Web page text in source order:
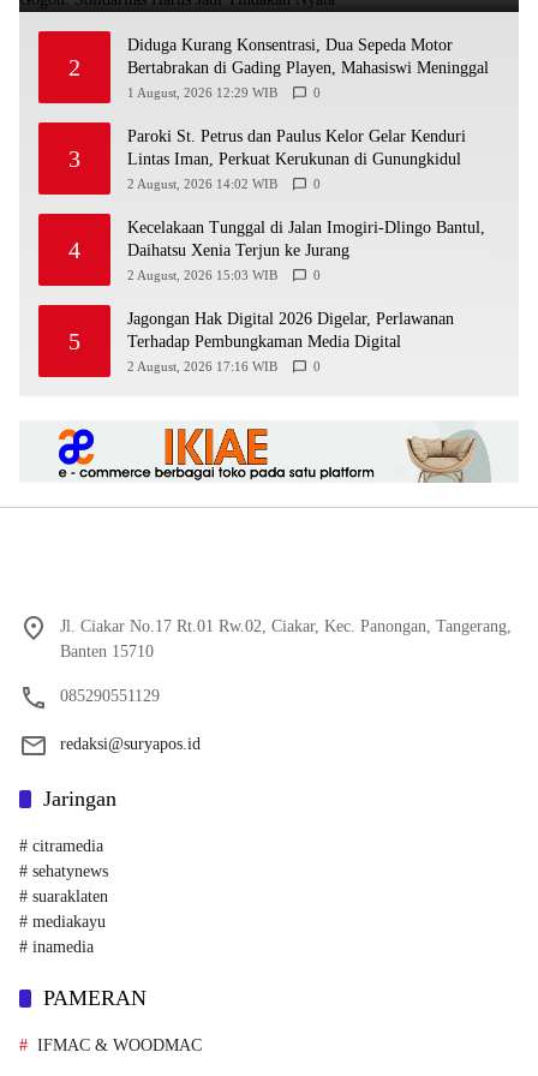
2
Diduga Kurang Konsentrasi, Dua Sepeda Motor
Bertabrakan di Gading Playen, Mahasiswi Meninggal
1 August, 2026 12:29 WIB 0
3
Paroki St. Petrus dan Paulus Kelor Gelar Kenduri
Lintas Iman, Perkuat Kerukunan di Gunungkidul
2 August, 2026 14:02 WIB 0
4
Kecelakaan Tunggal di Jalan Imogiri-Dlingo Bantul,
Daihatsu Xenia Terjun ke Jurang
2 August, 2026 15:03 WIB 0
5
Jagongan Hak Digital 2026 Digelar, Perlawanan
Terhadap Pembungkaman Media Digital
2 August, 2026 17:16 WIB 0
Jl. Ciakar No.17 Rt.01 Rw.02, Ciakar, Kec. Panongan, Tangerang,
Banten 15710
085290551129
redaksi@suryapos.id
Jaringan
# citramedia
# sehatynews
# suaraklaten
# mediakayu
# inamedia
PAMERAN
IFMAC & WOODMAC